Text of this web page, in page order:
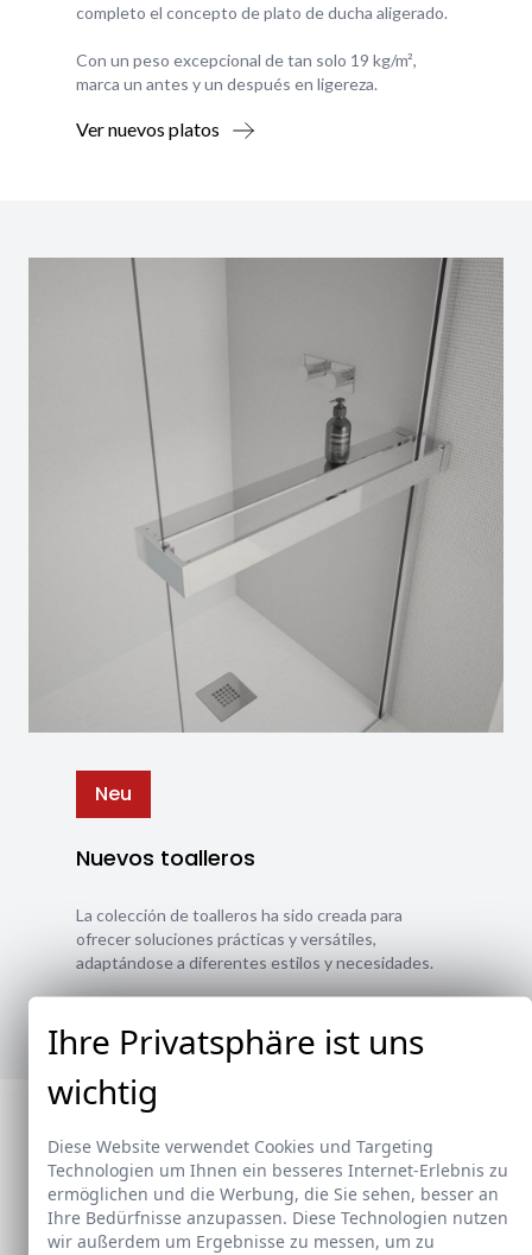
completo el concepto de plato de ducha aligerado.
Con un peso excepcional de tan solo 19 kg/m²,
marca un antes y un después en ligereza.
Ver nuevos platos
Neu
Nuevos toalleros
La colección de toalleros ha sido creada para
ofrecer soluciones prácticas y versátiles,
adaptándose a diferentes estilos y necesidades.
Ihre Privatsphäre ist uns
wichtig
Diese Website verwendet Cookies und Targeting
Technologien um Ihnen ein besseres Internet-Erlebnis zu
ermöglichen und die Werbung, die Sie sehen, besser an
Ihre Bedürfnisse anzupassen. Diese Technologien nutzen
wir außerdem um Ergebnisse zu messen, um zu